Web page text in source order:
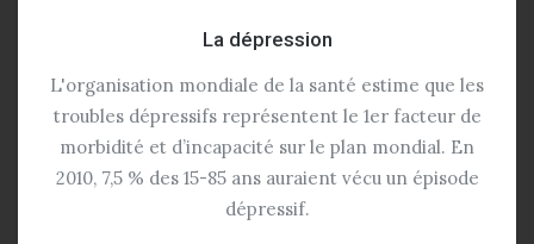
La dépression
L'organisation mondiale de la santé estime que les
troubles dépressifs représentent le 1er facteur de
morbidité et d’incapacité sur le plan mondial. En
2010, 7,5 % des 15-85 ans auraient vécu un épisode
dépressif.